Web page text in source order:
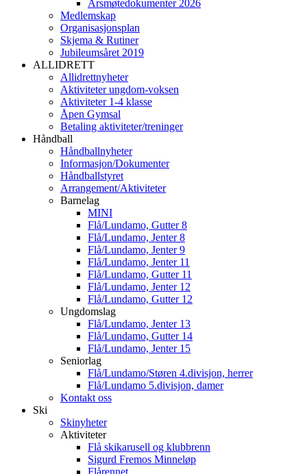
Årsmøtedokumenter 2026
Medlemskap
Organisasjonsplan
Skjema & Rutiner
Jubileumsåret 2019
ALLIDRETT
Allidrettnyheter
Aktiviteter ungdom-voksen
Aktiviteter 1-4 klasse
Åpen Gymsal
Betaling aktiviteter/treninger
Håndball
Håndballnyheter
Informasjon/Dokumenter
Håndballstyret
Arrangement/Aktiviteter
Barnelag
MINI
Flå/Lundamo, Gutter 8
Flå/Lundamo, Jenter 8
Flå/Lundamo, Jenter 9
Flå/Lundamo, Jenter 11
Flå/Lundamo, Gutter 11
Flå/Lundamo, Jenter 12
Flå/Lundamo, Gutter 12
Ungdomslag
Flå/Lundamo, Jenter 13
Flå/Lundamo, Gutter 14
Flå/Lundamo, Jenter 15
Seniorlag
Flå/Lundamo/Støren 4.divisjon, herrer
Flå/Lundamo 5.divisjon, damer
Kontakt oss
Ski
Skinyheter
Aktiviteter
Flå skikarusell og klubbrenn
Sigurd Fremos Minneløp